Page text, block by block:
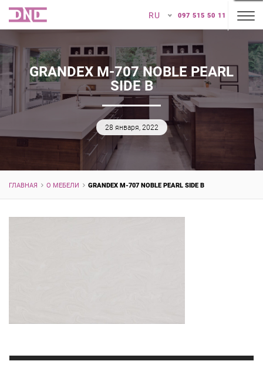
RU 097 515 50 11
GRANDEX M-707 NOBLE PEARL
SIDE B
28 января, 2022
ГЛАВНАЯ О МЕБЕЛИ GRANDEX M-707 NOBLE PEARL SIDE B